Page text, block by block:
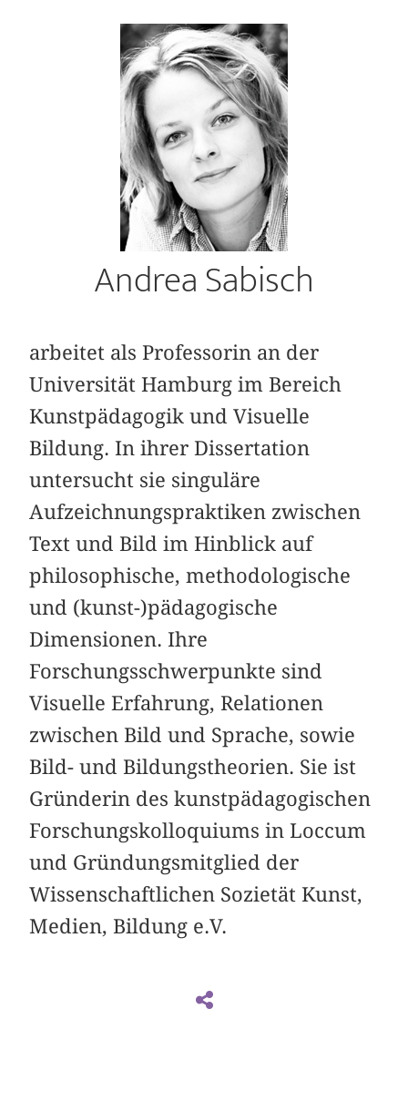
Andrea Sabisch
arbeitet als Professorin an der
Universität Hamburg im Bereich
Kunstpädagogik und Visuelle
Bildung. In ihrer Dissertation
untersucht sie singuläre
Aufzeichnungspraktiken zwischen
Text und Bild im Hinblick auf
philosophische, methodologische
und (kunst-)pädagogische
Dimensionen. Ihre
Forschungsschwerpunkte sind
Visuelle Erfahrung, Relationen
zwischen Bild und Sprache, sowie
Bild- und Bildungstheorien. Sie ist
Gründerin des kunstpädagogischen
Forschungskolloquiums in Loccum
und Gründungsmitglied der
Wissenschaftlichen Sozietät Kunst,
Medien, Bildung e.V.